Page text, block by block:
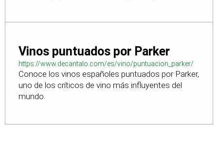
Vinos puntuados por Parker
https://www.decantalo.com/es/vino/puntuacion_parker/
Conoce los vinos españoles puntuados por Parker,
uno de los críticos de vino más influyentes del
mundo.